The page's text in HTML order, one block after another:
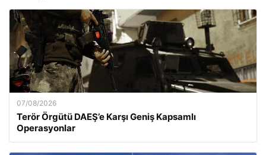
07/08/2026
Terör Örgütü DAEŞ’e Karşı Geniş Kapsamlı
Operasyonlar